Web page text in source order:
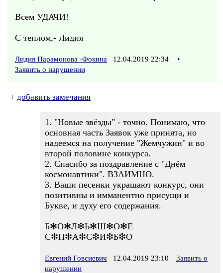
Всем УДАЧИ!
С теплом,- Лидия
Лидия Парамонова -Фокина 12.04.2019 22:34
•
Заявить о нарушении
+ добавить замечания
1. "Новые звёзды" - точно. Понимаю, что
основная часть Заявок уже принята, но
надеемся на получение "Жемчужин" и во
второй половине конкурса.
2. Спасибо за поздравление с "Днём
космонавтики". ВЗАИМНО.
3. Ваши песенки украшают конкурс, они
позитивны и имманентно присущи и
Букве, и духу его содержания.
Б❇О❇Л❇Ь❇Ш❇О❇Е
С❇П❇А❇С❇И❇Б❇О
Евгений Говсиевич 12.04.2019 23:10
Заявить о
нарушении